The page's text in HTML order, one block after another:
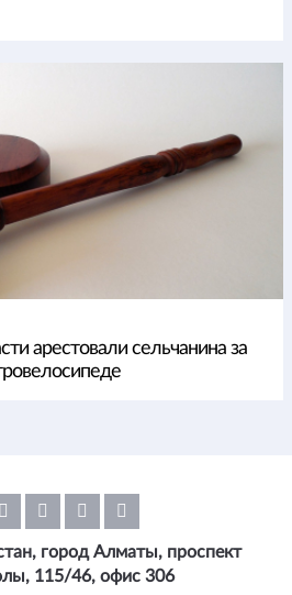
арестовали сельчанина за
город Алматы, проспект
115/46, офис 306